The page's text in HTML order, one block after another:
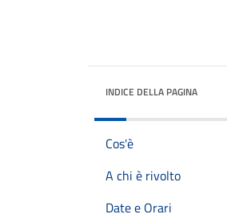
INDICE DELLA PAGINA
Cos'è
A chi è rivolto
Date e Orari